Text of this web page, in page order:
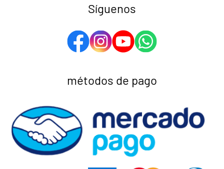
Síguenos
métodos de pago